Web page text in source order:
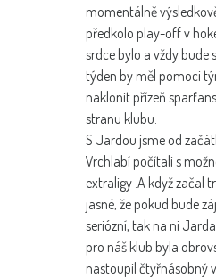
momentálně
předkolo play-off v
srdce bylo a vždy bude
týden by měl pomoci
naklonit přízeň
stranu klubu.
S Jardou jsme od
Vrchlabí počítali s
extraligy .A když začal
jasné, že pokud bude
seriózní, tak na ni
pro náš klub byla
nastoupil čtyřnásobný